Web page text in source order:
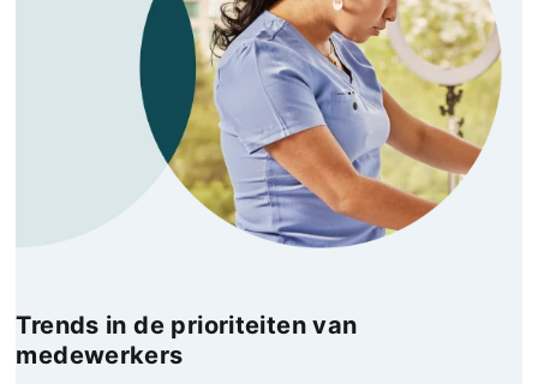
Trends in de prioriteiten van
medewerkers